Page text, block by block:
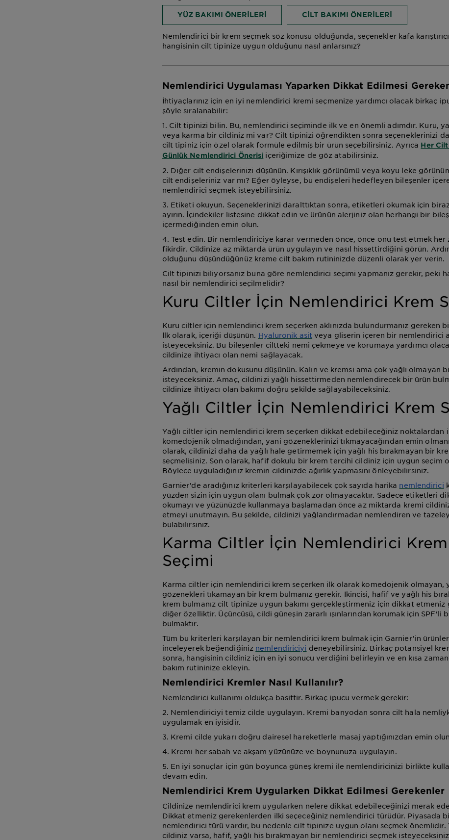
YÜZ BAKIMI ÖNERILERI CILT BAKIMI ÖNERILERI
Nemlendirici bir krem seçmek söz konusu olduğunda, seçenekler kafa
hangisinin cilt tipinize uygun olduğunu nasıl anlarsınız?
Nemlendirici Uygulaması Yaparken Dikkat Edilmesi
İhtiyaçlarınız için en iyi nemlendirici kremi seçmenize yardımcı olacak birkaç
şöyle sıralanabilir:
1. Cilt tipinizi bilin. Bu, nemlendirici seçiminde ilk ve en önemli adımdır. Kuru,
veya karma bir cildiniz mi var? Cilt tipinizi öğrendikten sonra seçeneklerinizi
cilt tipiniz için özel olarak formüle edilmiş bir ürün seçebilirsiniz. Ayrıca Her
Günlük Nemlendirici Önerisi içeriğimize de göz atabilirsiniz.
2. Diğer cilt endişelerinizi düşünün. Kırışıklık görünümü veya koyu leke
cilt endişeleriniz var mı? Eğer öyleyse, bu endişeleri hedefleyen bileşenler
nemlendirici seçmek isteyebilirsiniz.
3. Etiketi okuyun. Seçeneklerinizi daralttıktan sonra, etiketleri okumak için
ayırın. İçindekiler listesine dikkat edin ve ürünün alerjiniz olan herhangi bir
içermediğinden emin olun.
4. Test edin. Bir nemlendiriciye karar vermeden önce, önce onu test etmek her
fikirdir. Cildinize az miktarda ürün uygulayın ve nasıl hissettirdiğini görün.
olduğunu düşündüğünüz kreme cilt bakım rutininizde düzenli olarak yer verin.
Cilt tipinizi biliyorsanız buna göre nemlendirici seçimi yapmanız gerekir, peki
nasıl bir nemlendirici seçilmelidir?
Kuru Ciltler İçin Nemlendirici Krem
Kuru ciltler için nemlendirici krem seçerken aklınızda bulundurmanız gereken
İlk olarak, içeriği düşünün. Hyaluronik asit veya gliserin içeren bir nemlendirici
isteyeceksiniz. Bu bileşenler ciltteki nemi çekmeye ve korumaya yardımcı
cildinize ihtiyacı olan nemi sağlayacak.
Ardından, kremin dokusunu düşünün. Kalın ve kremsi ama çok yağlı olmayan
isteyeceksiniz. Amaç, cildinizi yağlı hissettirmeden nemlendirecek bir ürün
cildinize ihtiyacı olan bakımı doğru şekilde sağlayabileceksiniz.
Yağlı Ciltler İçin Nemlendirici Krem
Yağlı ciltler için nemlendirici krem seçerken dikkat edebileceğiniz noktalardan
komedojenik olmadığından, yani gözeneklerinizi tıkmayacağından emin
olarak, cildinizi daha da yağlı hale getirmemek için yağlı his bırakmayan bir
seçmelisiniz. Son olarak, hafif dokulu bir krem tercihi cildiniz için uygun seçim
Böylece uyguladığınız kremin cildinizde ağırlık yapmasını önleyebilirsiniz.
Garnier’de aradığınız kriterleri karşılayabilecek çok sayıda harika nemlendirici
yüzden sizin için uygun olanı bulmak çok zor olmayacaktır. Sadece etiketleri
okumayı ve yüzünüzde kullanmaya başlamadan önce az miktarda kremi
etmeyi unutmayın. Bu şekilde, cildinizi yağlandırmadan nemlendiren ve
bulabilirsiniz.
Karma Ciltler İçin Nemlendirici Krem
Seçimi
Karma ciltler için nemlendirici krem seçerken ilk olarak komedojenik olmayan,
gözenekleri tıkamayan bir krem bulmanız gerekir. İkincisi, hafif ve yağlı his
krem bulmanız cilt tipinize uygun bakımı gerçekleştirmeniz için dikkat etmeniz
diğer özelliktir. Üçüncüsü, cildi güneşin zararlı ışınlarından korumak için SPF'li
bulmaktır.
Tüm bu kriterleri karşılayan bir nemlendirici krem bulmak için Garnier’in
inceleyerek beğendiğiniz nemlendiriciyi deneyebilirsiniz. Birkaç potansiyel
sonra, hangisinin cildiniz için en iyi sonucu verdiğini belirleyin ve en kısa
bakım rutininize ekleyin.
Nemlendirici Kremler Nasıl Kullanılır?
Nemlendirici kullanımı oldukça basittir. Birkaç ipucu vermek gerekir:
2. Nemlendiriciyi temiz cilde uygulayın. Kremi banyodan sonra cilt hala
uygulamak en iyisidir.
3. Kremi cilde yukarı doğru dairesel hareketlerle masaj yaptığınızdan emin
4. Kremi her sabah ve akşam yüzünüze ve boynunuza uygulayın.
5. En iyi sonuçlar için gün boyunca güneş kremi ile nemlendiricinizi birlikte
devam edin.
Nemlendirici Krem Uygularken Dikkat Edilmesi Gerekenler
Cildinize nemlendirici krem uygularken nelere dikkat edebileceğinizi merak
Dikkat etmeniz gerekenlerden ilki seçeceğiniz nemlendirici türüdür. Piyasada
nemlendirici türü vardır, bu nedenle cilt tipinize uygun olanı seçmek önemlidir.
cildiniz varsa, hafif, yağlı his bırakmayan bir nemlendirici seçmek